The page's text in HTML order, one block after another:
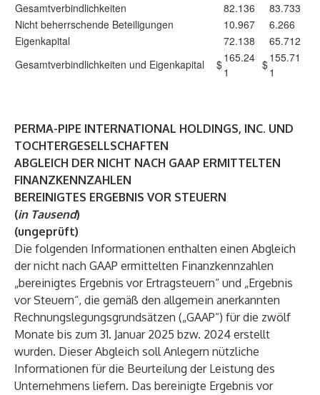
Gesamtverbindlichkeiten
82.136
83.733
Nicht beherrschende Beteiligungen
10.967
6.266
Eigenkapital
72.138
65.712
Gesamtverbindlichkeiten und Eigenkapital
$165.24
1
$155.71
1
PERMA-PIPE INTERNATIONAL HOLDINGS, INC. UND
TOCHTERGESELLSCHAFTEN
ABGLEICH DER NICHT NACH GAAP ERMITTELTEN
FINANZKENNZAHLEN
BEREINIGTES ERGEBNIS VOR STEUERN
(in Tausend)
(ungeprüft)
Die folgenden Informationen enthalten einen Abgleich
der nicht nach GAAP ermittelten Finanzkennzahlen
„bereinigtes Ergebnis vor Ertragsteuern“ und „Ergebnis
vor Steuern“, die gemäß den allgemein anerkannten
Rechnungslegungsgrundsätzen („GAAP“) für die zwölf
Monate bis zum 31. Januar 2025 bzw. 2024 erstellt
wurden. Dieser Abgleich soll Anlegern nützliche
Informationen für die Beurteilung der Leistung des
Unternehmens liefern. Das bereinigte Ergebnis vor